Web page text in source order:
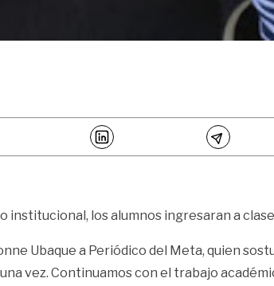
institucional, los alumnos ingresaran a
Ubaque a Periódico del Meta, quien
vez. Continuamos con el trabajo